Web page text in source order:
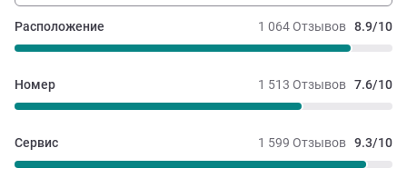
1 064 Отзывов 8.9/10
Расположение
1 513 Отзывов 7.6/10
Номер
1 599 Отзывов 9.3/10
Сервис